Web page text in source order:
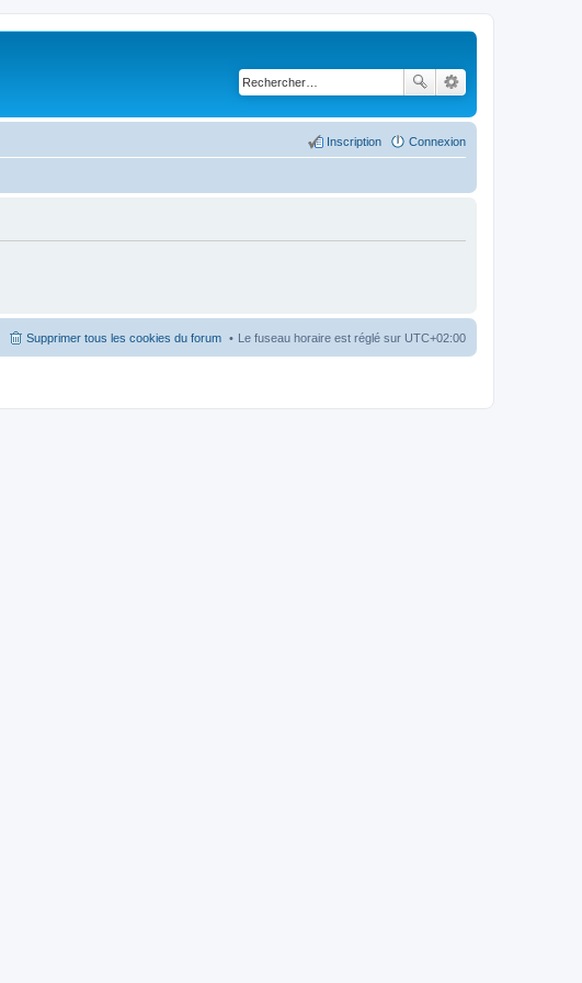
Connexion
Inscription
Le fuseau horaire est réglé sur UTC+02:00
Supprimer tous les cookies du forum